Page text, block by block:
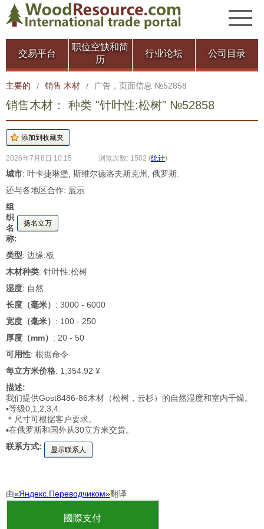
交易平台
职位空缺和简
历
行业论坛 公司目录
主要的 / 销售 木材 / 广告，页面信息 №52858
销售木材： 种类 "针叶性:松树" №52858
2026年7月8日 10:15 浏览次数: 1502 (统计)
城市: 叶卡捷琳堡, 斯维尔德洛夫斯克州, 俄罗斯.
还与各地区合作: 展示
组
织
名
称:
扬名立万
类型: 边缘:板
木材种类: 针叶性:松树
湿度: 自然
长度（毫米） : 3000 - 6000
宽度（毫米） : 100 - 250
厚度（mm） : 20 - 50
可用性: 根据命令
每立方米价格: 1,354.92 ¥
描述:
我们提供Gost8486-86木材（松树，云杉）的自然湿度和室内干燥。
▪等级0,1,2,3,4.
＊尺寸可根据客户要求。
▪在俄罗斯和国外从30立方米交货。
联系方式:
显示联系人
由«Яндекс.Переводчиком»翻译
國際支付